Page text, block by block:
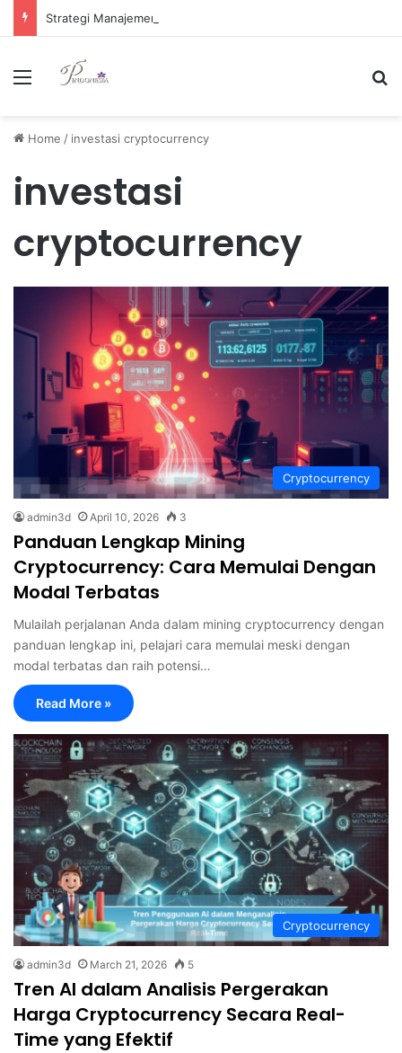
Menu
Home / investasi cryptocurrency
investasi
cryptocurrency
Cryptocurrency
admin3d April 10, 2026 3
Panduan Lengkap Mining
Cryptocurrency: Cara Memulai Dengan
Modal Terbatas
Mulailah perjalanan Anda dalam mining cryptocurrency dengan
panduan lengkap ini, pelajari cara memulai meski dengan
modal terbatas dan raih potensi…
Read More »
Cryptocurrency
admin3d March 21, 2026 5
Tren AI dalam Analisis Pergerakan
Harga Cryptocurrency Secara Real-
Time yang Efektif